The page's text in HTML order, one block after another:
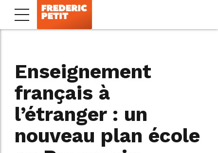
Enseignement
français à
l’étranger : un
nouveau plan école